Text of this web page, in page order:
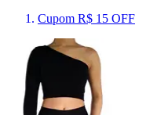
Cupom R$ 15 OFF